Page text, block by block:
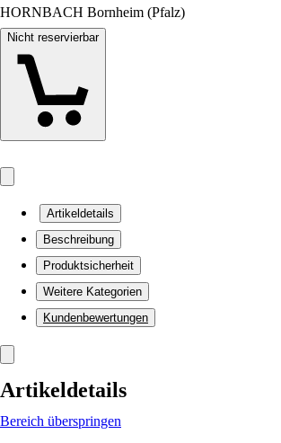
HORNBACH Bornheim (Pfalz)
Nicht reservierbar
Artikeldetails
Beschreibung
Produktsicherheit
Weitere Kategorien
Kundenbewertungen
Artikeldetails
Bereich überspringen